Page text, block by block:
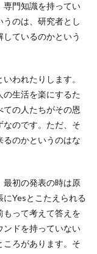
専門知識を持ってい
のは、研究者とし
ているのかという
われたりします。
の生活を楽にするた
の人たちがその恩
のです。ただ、そ
るのかというのはな
最初の発表の時は原
Yesとこたえられる
もって考えて答えを
ンドを持っていない
ろがあります。そ